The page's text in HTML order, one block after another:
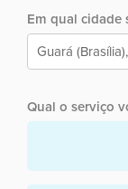
Em qual cidade
Qual o serviço